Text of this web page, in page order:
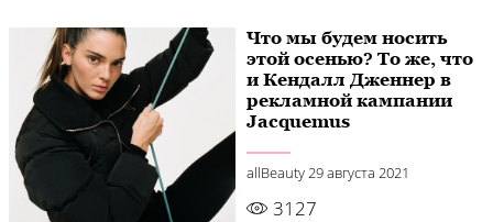
Что мы будем носить
этой осенью? То же, что
и Кендалл Дженнер в
рекламной кампании
Jacquemus
allBeauty29 августа 2021
3127